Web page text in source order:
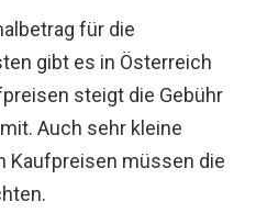
für die
gibt es in Österreich
steigt die Gebühr
Auch sehr kleine
Kaufpreisen müssen die